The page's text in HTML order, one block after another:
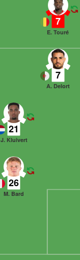
7
E. Touré
26
M. Bard
21
J. Kluivert
7
A. Delort